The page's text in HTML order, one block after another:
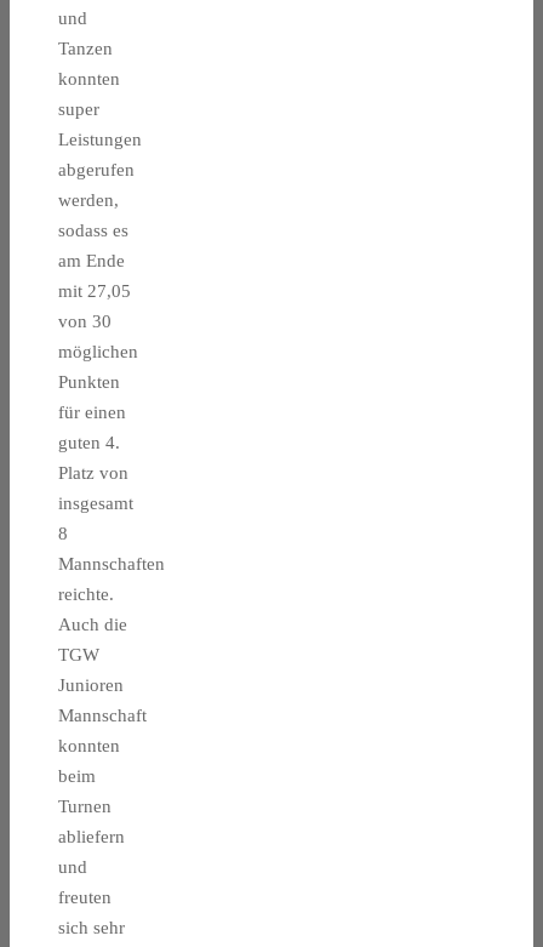
und
Tanzen
konnten
super
Leistungen
abgerufen
werden,
sodass es
am Ende
mit 27,05
von 30
möglichen
Punkten
für einen
guten 4.
Platz von
insgesamt
8
Mannschaften
reichte.
Auch die
TGW
Junioren
Mannschaft
konnten
beim
Turnen
abliefern
und
freuten
sich sehr